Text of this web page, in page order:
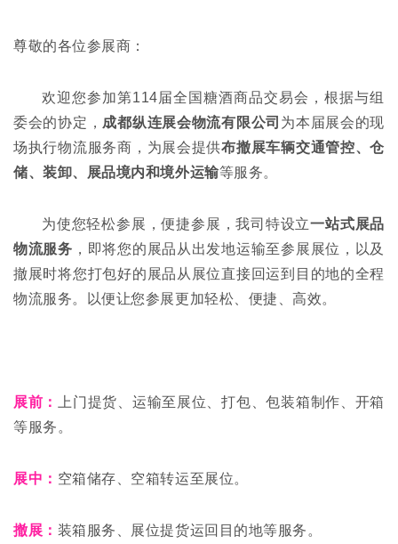
尊敬的各位参展商：
欢迎您参加第114届全国糖酒商品交易会 ，根据与组
委会的协定， 成都纵连展会物流有限公司 为本届展会的现
场执行物流服务商，为展会提供布撤展车辆交通管控、仓
储、装卸、展品境内和境外运输等服务。
为使您轻松参展，便捷参展，我司特设立一站式展品
物流服务 ，即将您的展品从出发地运输至参展展位，以及
撤展时将您打包好的展品从展位直接回运到目的地的全程
物流服务。以便让您参展更加轻松、便捷、高效。
展前：
上门提货、运输至展位、打包、包装箱制作、开箱
等服务。
展中： 空箱储存、空箱转运至展位。
撤展： 装箱服务、展位提货运回目的地等服务。